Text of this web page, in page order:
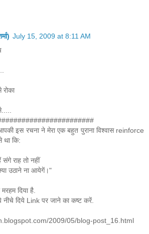
July 15, 2009 at 8:11 AM
इस रचना ने मेरा एक बहुत पुराना विश्वास reinforce
था कि:
संगे राह तो नहीं
उठाने ना आयेगें।"
दिया है.
नीचे दिये Link पर जाने का कष्ट करें.
2009/05/blog-post_16.html